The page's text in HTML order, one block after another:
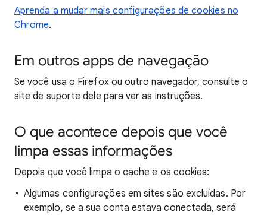
Aprenda a mudar mais configurações de cookies no
Chrome.
Em outros apps de navegação
Se você usa o Firefox ou outro navegador, consulte o
site de suporte dele para ver as instruções.
O que acontece depois que você
limpa essas informações
Depois que você limpa o cache e os cookies:
Algumas configurações em sites são excluídas. Por
exemplo, se a sua conta estava conectada, será